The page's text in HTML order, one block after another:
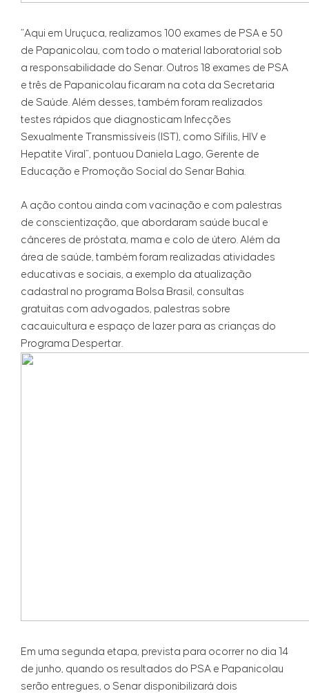
“Aqui em Uruçuca, realizamos 100 exames de PSA e 50
de Papanicolau, com todo o material laboratorial sob
a responsabilidade do Senar. Outros 18 exames de PSA
e três de Papanicolau ficaram na cota da Secretaria
de Saúde. Além desses, também foram realizados
testes rápidos que diagnosticam Infecções
Sexualmente Transmissíveis (IST), como Sífilis, HIV e
Hepatite Viral”, pontuou Daniela Lago, Gerente de
Educação e Promoção Social do Senar Bahia.
A ação contou ainda com vacinação e com palestras
de conscientização, que abordaram saúde bucal e
cânceres de próstata, mama e colo de útero. Além da
área de saúde, também foram realizadas atividades
educativas e sociais, a exemplo da atualização
cadastral no programa Bolsa Brasil, consultas
gratuitas com advogados, palestras sobre
cacauicultura e espaço de lazer para as crianças do
Programa Despertar.
Em uma segunda etapa, prevista para ocorrer no dia 14
de junho, quando os resultados do PSA e Papanicolau
serão entregues, o Senar disponibilizará dois